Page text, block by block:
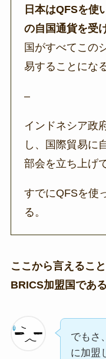
日本はQFSを使
の自国通貨を受
国がすべてこの
易することにな
–
インドネシア政
し、国際貿易に
部会を立ち上げ
すでにQFSを使
る。
ここから言えるこ
BRICS加盟国であ
でもさ
に加盟